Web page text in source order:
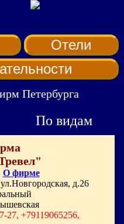
Отели
Петербурга
По видам
О фирме
д.26
27, +79119065256,